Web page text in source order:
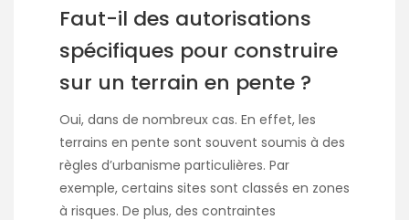
Faut-il des autorisations
spécifiques pour construire
sur un terrain en pente ?
Oui, dans de nombreux cas. En effet, les
terrains en pente sont souvent soumis à des
règles d’urbanisme particulières. Par
exemple, certains sites sont classés en zones
à risques. De plus, des contraintes